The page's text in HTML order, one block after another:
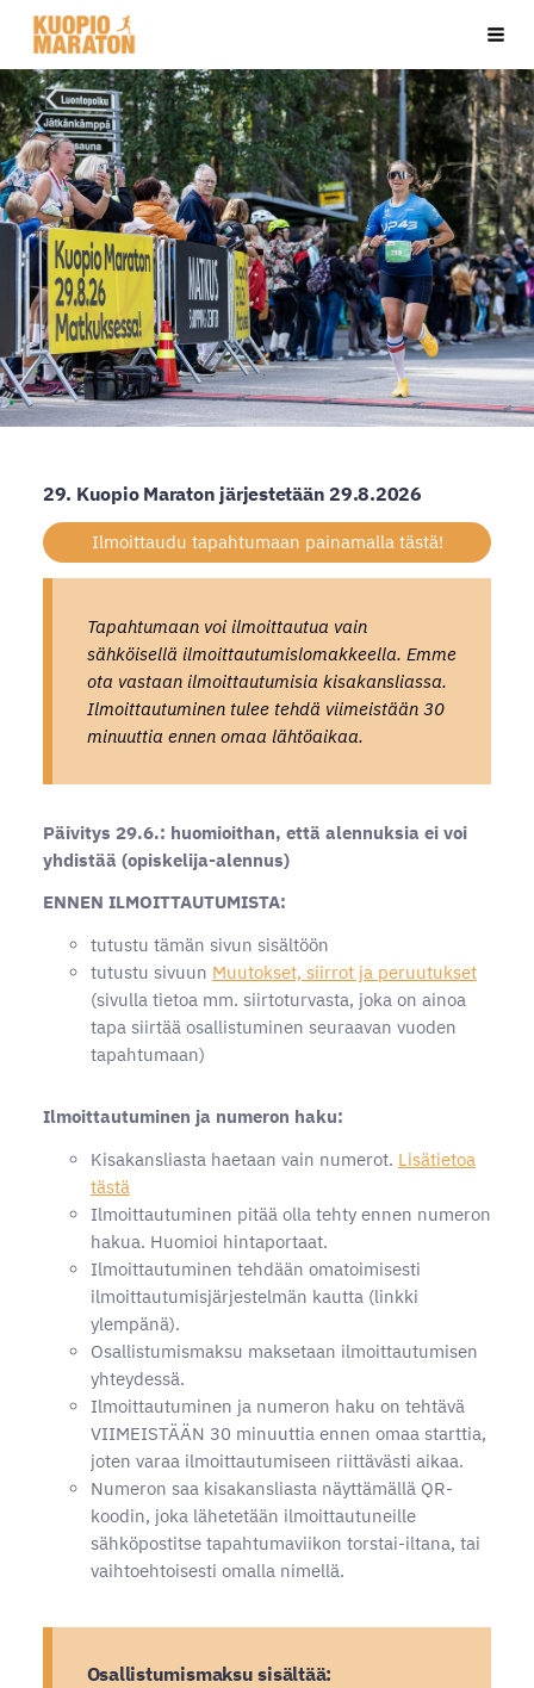
Siirry
sivun
sisältöön
Kuopio Maraton - Pohjois-Savon Liikunta
29. Kuopio Maraton järjestetään 29.8.2026
Ilmoittaudu tapahtumaan painamalla tästä!
Tapahtumaan voi ilmoittautua vain
sähköisellä ilmoittautumislomakkeella. Emme
ota vastaan ilmoittautumisia kisakansliassa.
Ilmoittautuminen tulee tehdä viimeistään 30
minuuttia ennen omaa lähtöaikaa.
Päivitys 29.6.: huomioithan, että alennuksia ei voi
yhdistää (opiskelija-alennus)
ENNEN ILMOITTAUTUMISTA:
tutustu tämän sivun sisältöön
tutustu sivuun Muutokset, siirrot ja peruutukset
(sivulla tietoa mm. siirtoturvasta, joka on ainoa
tapa siirtää osallistuminen seuraavan vuoden
tapahtumaan)
Ilmoittautuminen ja numeron haku:
Kisakansliasta haetaan vain numerot. Lisätietoa
tästä
Ilmoittautuminen pitää olla tehty ennen numeron
hakua. Huomioi hintaportaat.
Ilmoittautuminen tehdään omatoimisesti
ilmoittautumisjärjestelmän kautta (linkki
ylempänä).
Osallistumismaksu maksetaan ilmoittautumisen
yhteydessä.
Ilmoittautuminen ja numeron haku on tehtävä
VIIMEISTÄÄN 30 minuuttia ennen omaa starttia,
joten varaa ilmoittautumiseen riittävästi aikaa.
Numeron saa kisakansliasta näyttämällä QR-
koodin, joka lähetetään ilmoittautuneille
sähköpostitse tapahtumaviikon torstai-iltana, tai
vaihtoehtoisesti omalla nimellä.
Osallistumismaksu sisältää: